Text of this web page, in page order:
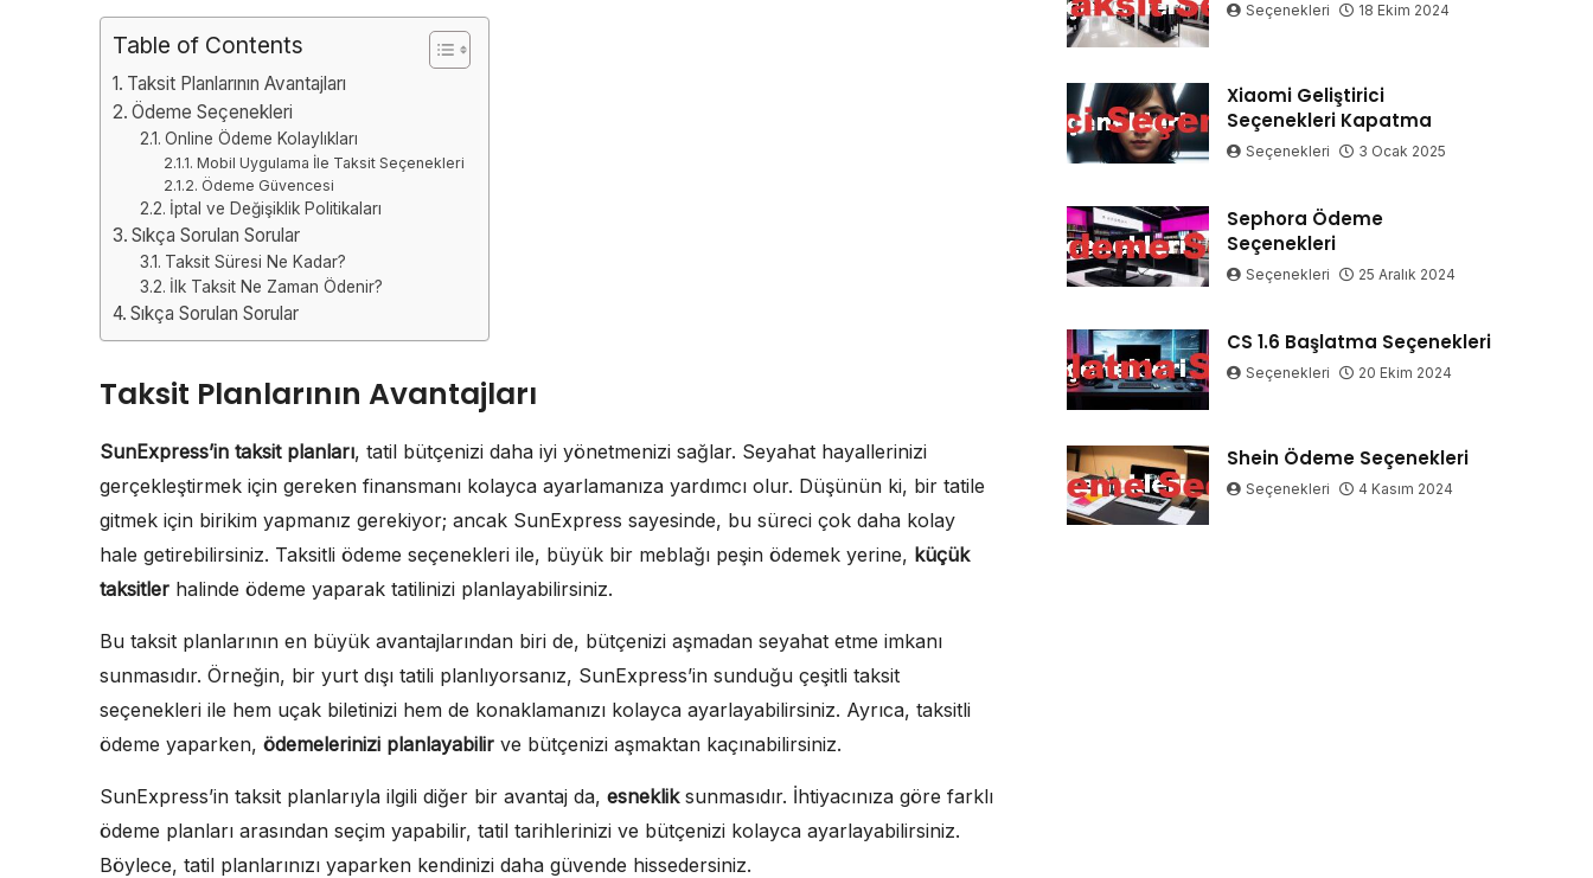
Table of Contents
Taksit Planlarının Avantajları
Ödeme Seçenekleri
Online Ödeme Kolaylıkları
Mobil Uygulama İle Taksit Seçenekleri
Ödeme Güvencesi
İptal ve Değişiklik Politikaları
Sıkça Sorulan Sorular
Taksit Süresi Ne Kadar?
İlk Taksit Ne Zaman Ödenir?
Sıkça Sorulan Sorular
Taksit Planlarının Avantajları
SunExpress’in taksit planları, tatil bütçenizi daha iyi yönetmenizi sağlar. Seyahat hayallerinizi
gerçekleştirmek için gereken finansmanı kolayca ayarlamanıza yardımcı olur. Düşünün ki, bir tatile
gitmek için birikim yapmanız gerekiyor; ancak SunExpress sayesinde, bu süreci çok daha kolay
hale getirebilirsiniz. Taksitli ödeme seçenekleri ile, büyük bir meblağı peşin ödemek yerine, küçük
taksitler halinde ödeme yaparak tatilinizi planlayabilirsiniz.
Bu taksit planlarının en büyük avantajlarından biri de, bütçenizi aşmadan seyahat etme imkanı
sunmasıdır. Örneğin, bir yurt dışı tatili planlıyorsanız, SunExpress’in sunduğu çeşitli taksit
seçenekleri ile hem uçak biletinizi hem de konaklamanızı kolayca ayarlayabilirsiniz. Ayrıca, taksitli
ödeme yaparken, ödemelerinizi planlayabilir ve bütçenizi aşmaktan kaçınabilirsiniz.
SunExpress’in taksit planlarıyla ilgili diğer bir avantaj da, esnekliksunmasıdır. İhtiyacınıza göre farklı
ödeme planları arasından seçim yapabilir, tatil tarihlerinizi ve bütçenizi kolayca ayarlayabilirsiniz.
Böylece, tatil planlarınızı yaparken kendinizi daha güvende hissedersiniz.
Seçenekleri 18 Ekim 2024
Xiaomi Geliştirici
Seçenekleri Kapatma
Seçenekleri 3 Ocak 2025
Sephora Ödeme
Seçenekleri
Seçenekleri 25 Aralık 2024
CS 1.6 Başlatma Seçenekleri
Seçenekleri 20 Ekim 2024
Shein Ödeme Seçenekleri
Seçenekleri 4 Kasım 2024